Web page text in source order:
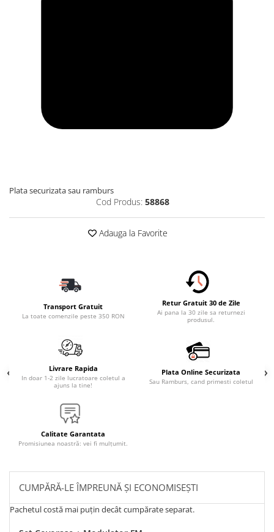
Plata securizata sau ramburs
Cod Produs: 58868
Adauga la Favorite
Transport Gratuit
La toate comenzile peste 350 RON
Retur Gratuit 30 de Zile
Ai pana la 30 zile sa returnezi
produsul.
Livrare Rapida
In doar 1-2 zile lucratoare coletul a
ajuns la tine!
Plata Online Securizata
Sau Ramburs, cand primesti coletul
Calitate Garantata
Promisiunea noastră: vei fi mulțumit.
CUMPĂRĂ-LE ÎMPREUNĂ ȘI ECONOMISEȘTI
Pachetul costă mai puțin decât cumpărate separat.